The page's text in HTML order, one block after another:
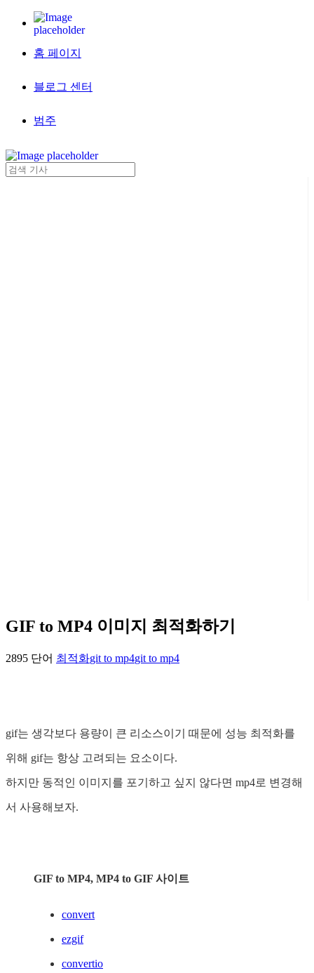
홈 페이지
블로그 센터
범주
GIF to MP4 이미지 최적화하기
2895 단어 최적화git to mp4git to mp4
gif는 생각보다 용량이 큰 리소스이기 때문에 성능 최적화를
위해 gif는 항상 고려되는 요소이다.
하지만 동적인 이미지를 포기하고 싶지 않다면 mp4로 변경해
서 사용해보자.
GIF to MP4, MP4 to GIF 사이트
convert
ezgif
convertio